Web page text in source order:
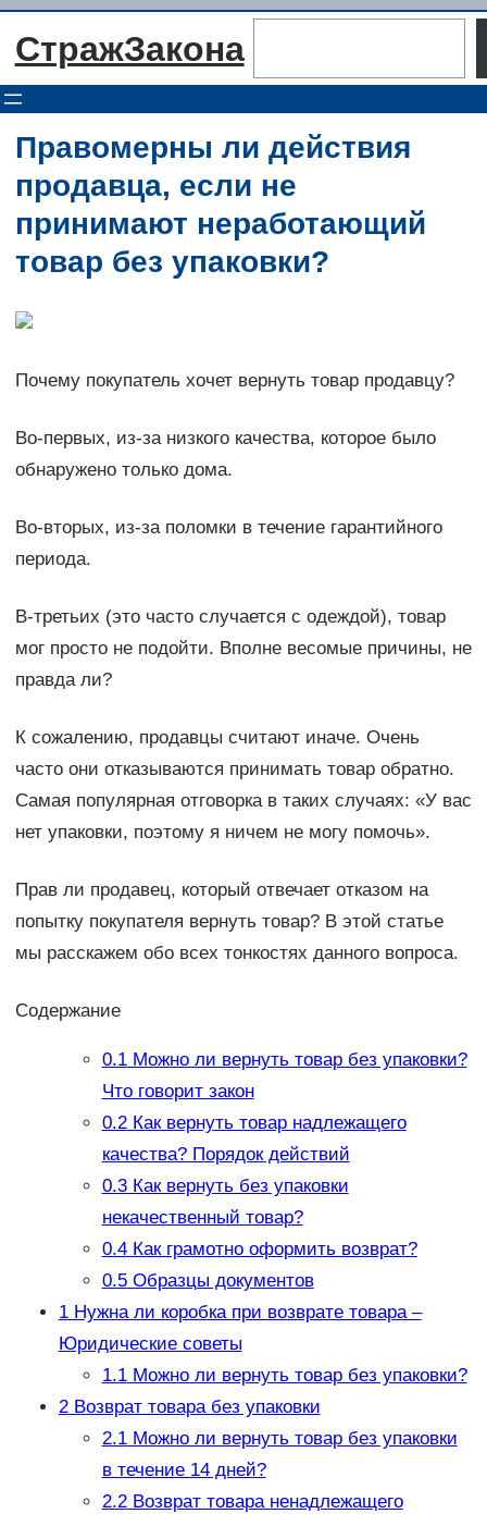
Перейти
СтражЗакона
Правомерны ли действия
продавца, если не
принимают неработающий
товар без упаковки?
Почему покупатель хочет вернуть товар продавцу?
Во-первых, из-за низкого качества, которое было
обнаружено только дома.
Во-вторых, из-за поломки в течение гарантийного
периода.
В-третьих (это часто случается с одеждой), товар
мог просто не подойти. Вполне весомые причины, не
правда ли?
К сожалению, продавцы считают иначе. Очень
часто они отказываются принимать товар обратно.
Самая популярная отговорка в таких случаях: «У вас
нет упаковки, поэтому я ничем не могу помочь».
Прав ли продавец, который отвечает отказом на
попытку покупателя вернуть товар? В этой статье
мы расскажем обо всех тонкостях данного вопроса.
Содержание
0.1Можно ли вернуть товар без упаковки?
Что говорит закон
0.2Как вернуть товар надлежащего
качества? Порядок действий
0.3Как вернуть без упаковки
некачественный товар?
0.4Как грамотно оформить возврат?
0.5Образцы документов
1Нужна ли коробка при возврате товара –
Юридические советы
1.1Можно ли вернуть товар без упаковки?
2Возврат товара без упаковки
2.1Можно ли вернуть товар без упаковки
в течение 14 дней?
2.2Возврат товара ненадлежащего